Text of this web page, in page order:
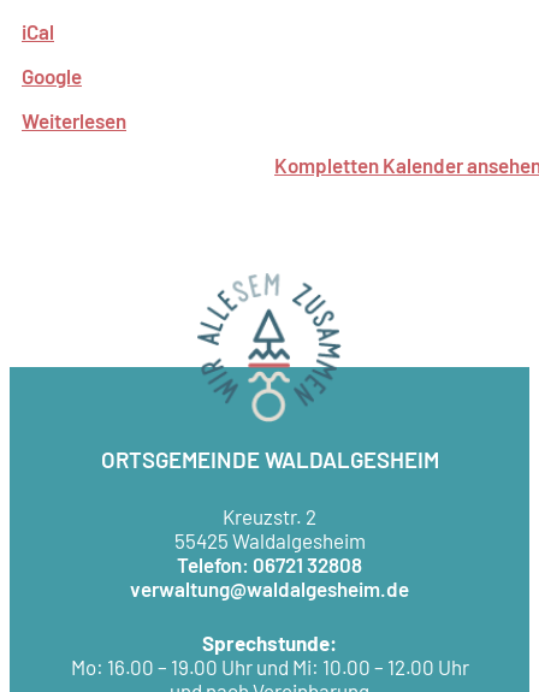
iCal
Google
Weiterlesen
Kompletten Kalender
ORTSGEMEINDE WALDALGESHEIM
Kreuzstr. 2
55425 Waldalgesheim
Telefon: 06721 32808
verwaltung@waldalgesheim.de
Sprechstunde:
Mo: 16.00 – 19.00 Uhr und Mi: 10.00 – 12.00 Uhr